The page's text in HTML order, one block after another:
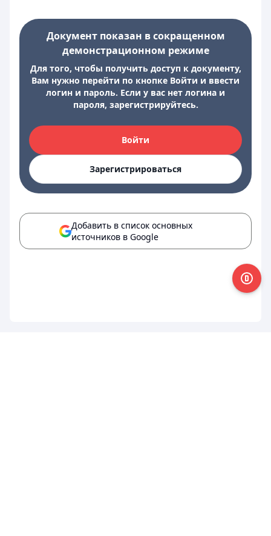
Документ показан в сокращенном
демонстрационном режиме
Для того, чтобы получить доступ к документу,
Вам нужно перейти по кнопке Войти и ввести
логин и пароль. Если у вас нет логина и
пароля, зарегистрируйтесь.
Войти
Зарегистрироваться
Добавить в список основных
источников в Google